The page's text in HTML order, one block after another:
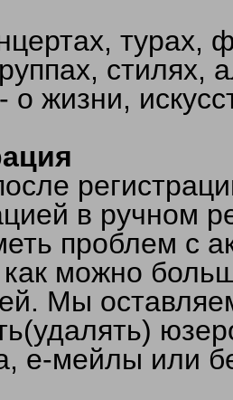
турах,
стилях,
- о жизни,
в ручном
проблем с
как можно
Мы
е-мейлы или